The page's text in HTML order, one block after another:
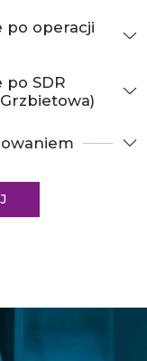
po operacji
SDR